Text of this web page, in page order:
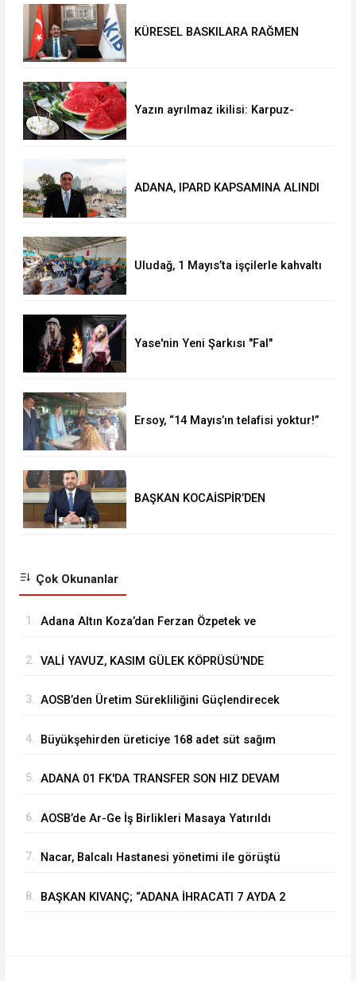
KÜRESEL BASKILARA RAĞMEN
Yazın ayrılmaz ikilisi: Karpuz-
ADANA, IPARD KAPSAMINA ALINDI
Uludağ, 1 Mayıs’ta işçilerle kahvaltı
Yase'nin Yeni Şarkısı "Fal"
Ersoy, “14 Mayıs’ın telafisi yoktur!”
BAŞKAN KOCAİSPİR’DEN
Çok Okunanlar
1. Adana Altın Koza’dan Ferzan Özpetek ve
2. VALİ YAVUZ, KASIM GÜLEK KÖPRÜSÜ'NDE
3. ⁠AOSB’den Üretim Sürekliliğini Güçlendirecek
4. Büyükşehirden üreticiye 168 adet süt sağım
5. ADANA 01 FK'DA TRANSFER SON HIZ DEVAM
6. AOSB’de Ar-Ge İş Birlikleri Masaya Yatırıldı
7. Nacar, Balcalı Hastanesi yönetimi ile görüştü
8. BAŞKAN KIVANÇ; “ADANA İHRACATI 7 AYDA 2